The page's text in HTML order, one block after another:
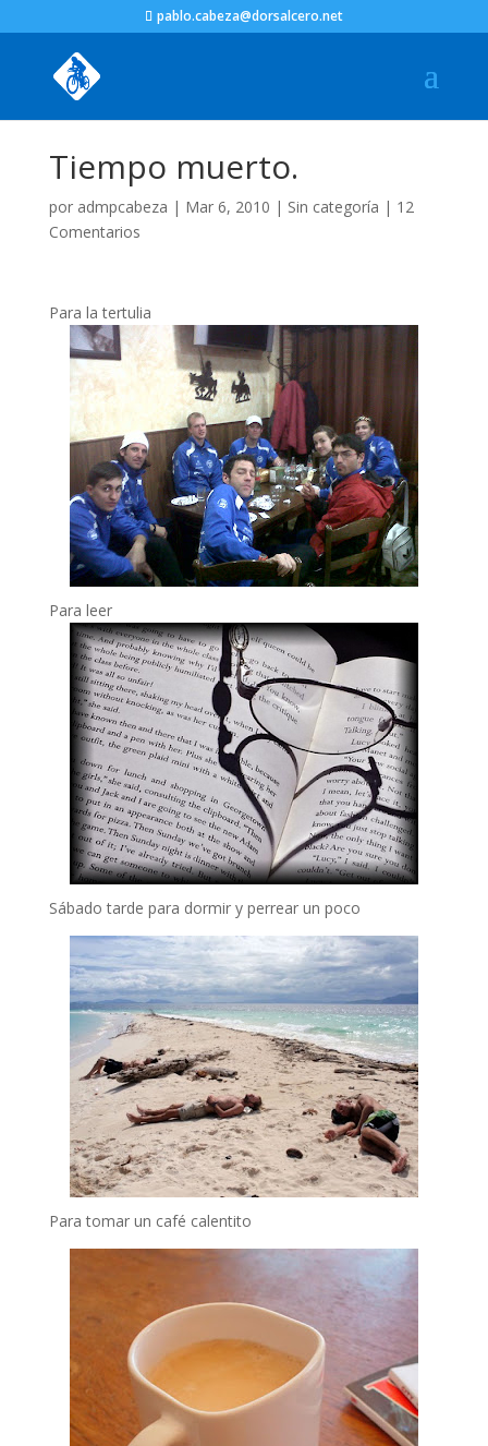
pablo.cabeza@dorsalcero.net
Tiempo muerto.
por admpcabeza | Mar 6, 2010 | Sin categoría | 12
Comentarios
Para la tertulia
Para leer
Sábado tarde para dormir y perrear un poco
Para tomar un café calentito